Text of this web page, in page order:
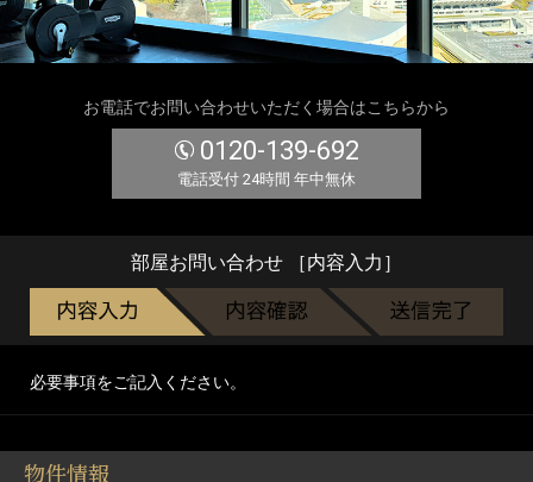
お電話でお問い合わせいただく場合はこちらから
0120-139-692
電話受付 24時間 年中無休
部屋お問い合わせ ［内容入力］
必要事項をご記入ください。
物件情報